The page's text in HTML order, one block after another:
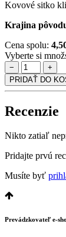
Kovové sitko
Krajina
Cena spolu:
Vyberte si
−
+
PRIDAŤ DO
Recenzie
Nikto zatiaľ
Pridajte prvú
Musíte byť
Prevádzkovateľ e-